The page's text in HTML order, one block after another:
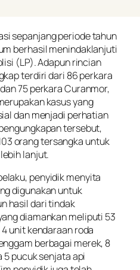
sepanjang periode tahun
berhasil menindaklanjuti
(LP). Adapun rincian
terdiri dari 86 perkara
75 perkara Curanmor,
kasus yang
dan menjadi perhatian
tersebut,
orang tersangka untuk
lanjut.
penyidik menyita
digunakan untuk
hasil dari tindak
diamankan meliputi 53
unit kendaraan roda
berbagai merek, 8
pucuk senjata api